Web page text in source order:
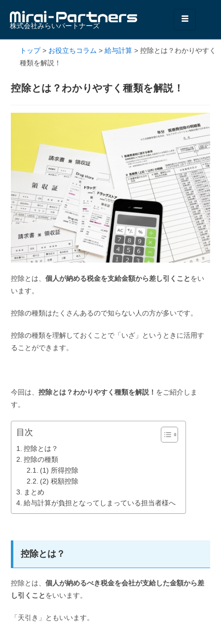
株式会社みらいパートナーズ
トップ> お役立ちコラム > 給与計算 > 控除とは？わかりやすく
種類を解説！
控除とは？わかりやすく種類を解説！
控除とは、個人が納める税金を支給金額から差し引くことをい
います。
控除の種類はたくさんあるので知らない人の方が多いです。
控除の種類を理解しておくことで「いざ」というときに活用す
ることができます。
今回は、控除とは？わかりやすく種類を解説！ をご紹介しま
す。
目次
控除とは？
控除の種類
(1) 所得控除
(2) 税額控除
まとめ
給与計算が負担となってしまっている担当者様へ
控除とは？
控除とは、個人が納めるべき税金を会社が支給した金額から差
し引くことをいいます。
「天引き」ともいいます。